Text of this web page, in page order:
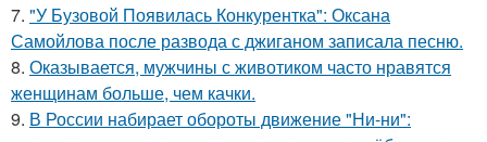
7. "У Бузовой Появилась Конкурентка": Оксана
Самойлова после развода с джиганом записала песню.
8. Оказывается, мужчины с животиком часто нравятся
женщинам больше, чем качки.
9. В России набирает обороты движение "Ни-ни":